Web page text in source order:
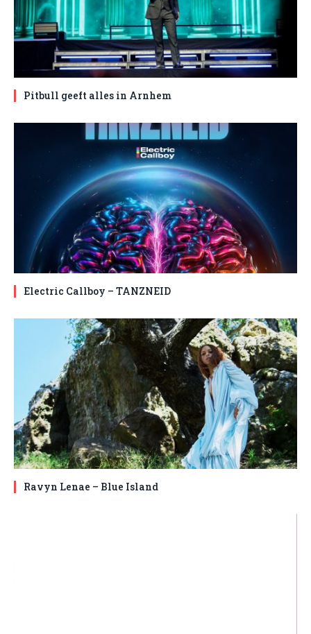
Pitbull geeft alles in Arnhem
Electric Callboy – TANZNEID
Ravyn Lenae – Blue Island